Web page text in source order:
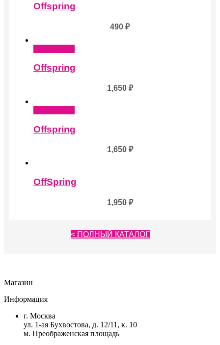
Offspring
490 ₽
Offspring
1,650 ₽
Offspring
1,650 ₽
OffSpring
1,950 ₽
< ПОЛНЫЙ КАТАЛОГ
Магазин
Информация
г. Москва
ул. 1-ая Бухвостова, д. 12/11, к. 10
м. Преображенская площадь